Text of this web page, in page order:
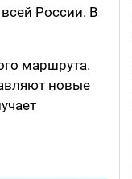
России. В
маршрута.
новые